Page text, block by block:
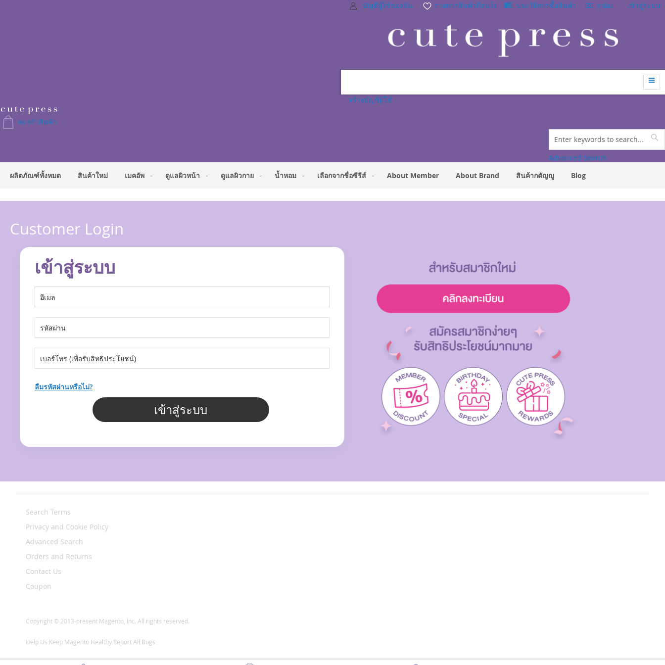
บัญชีผู้ใช้ของฉัน รายการสินค้าที่สนใจ ประวัติการซื้อสินค้า คูปอง เข้าสู่ระบบ
สร้างบัญชีผู้ใช้
ตะกร้าสินค้า
Search
Advanced Search
ผลิตภัณฑ์ทั้งหมด สินค้าใหม่ เมคอัพ ดูแลผิวหน้า ดูแลผิวกาย น้ำหอม เลือกจากชื่อซีรีส์ About Member About Brand สินค้ากตัญญู Blog
Customer Login
เข้าสู่ระบบ
ลืมรหัสผ่านหรือไม่?
เข้าสู่ระบบ
Search Terms
Privacy and Cookie Policy
Advanced Search
Orders and Returns
Contact Us
Coupon
Copyright © 2013-present Magento, Inc. All rights reserved.
Help Us Keep Magento Healthy Report All Bugs